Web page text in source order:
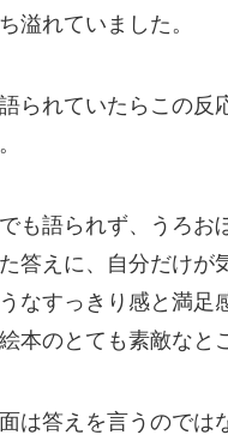
溢れていました。
られていたらこの反
も語られず、うろお
答えに、自分だけが
なすっきり感と満足
本のとても素敵なと
は答えを言うのでは